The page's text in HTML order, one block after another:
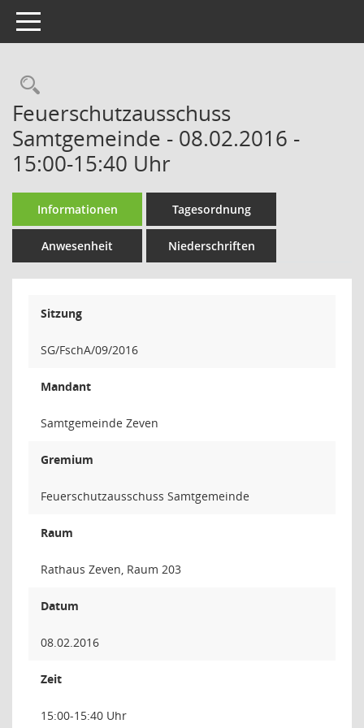
Toggle navigation
Rechercheauswahl
Feuerschutzausschuss
Samtgemeinde - 08.02.2016 -
15:00-15:40 Uhr
Informationen Tagesordnung
Anwesenheit Niederschriften
Sitzung
SG/FschA/09/2016
Mandant
Samtgemeinde Zeven
Gremium
Feuerschutzausschuss Samtgemeinde
Raum
Rathaus Zeven, Raum 203
Datum
08.02.2016
Zeit
15:00-15:40 Uhr